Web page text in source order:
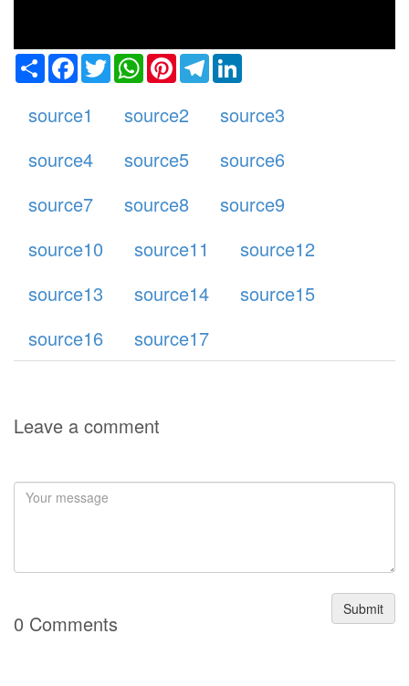
ShareFacebook
TwitterWhatsApp
PinterestTelegram
source1 source2
source3
source4
source5
source6
source7
source8
source9
source10
source11
source12
source13
source14
source15
source16
source17
Leave a comment
Submit
0 Comments